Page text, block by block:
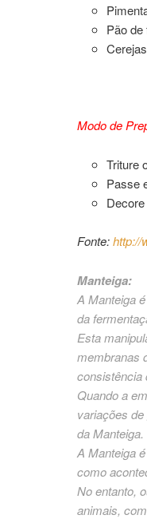
Pão
Modo de
Triture
Passe
Fonte:http://
Manteiga:
A Manteiga
da
Esta
membranas
consistência
Quando a
variações
da Manteiga.
A Manteiga
como
No entanto,
animais,